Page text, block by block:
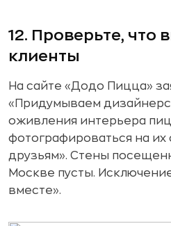
12. Проверьте, что
клиенты
На сайте «Додо Пицца»
«Придумываем
оживления интерьера
фотографироваться на
друзьям». Стены
Москве пусты.
вместе».